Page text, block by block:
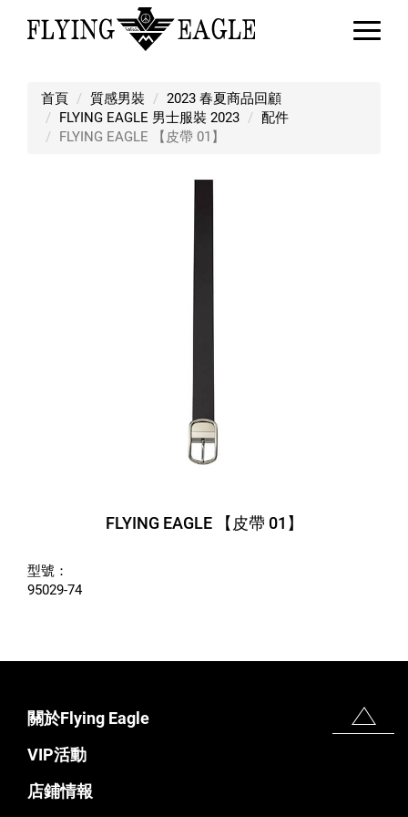
首頁 質感男裝
2023 春夏商品回顧
FLYING EAGLE 男士服裝 2023
配件
FLYING EAGLE 【皮帶 01】
FLYING EAGLE 【皮帶 01】
型號：
95029-74
關於Flying Eagle
VIP活動
店鋪情報